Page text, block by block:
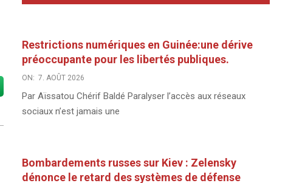
Restrictions numériques en Guinée:une dérive
préoccupante pour les libertés publiques.
ON: 7. AOÛT 2026
Par Aïssatou Chérif Baldé Paralyser l’accès aux réseaux
sociaux n’est jamais une
Bombardements russes sur Kiev : Zelensky
dénonce le retard des systèmes de défense